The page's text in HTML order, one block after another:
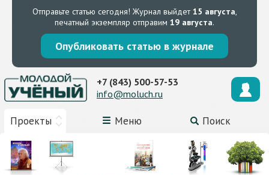
Отправьте статью сегодня! Журнал выйдет15 августа,
печатный экземпляр отправим 19 августа.
Опубликовать статью в журнале
Проекты Меню Поиск
+7 (843) 500-57-53
info@moluch.ru